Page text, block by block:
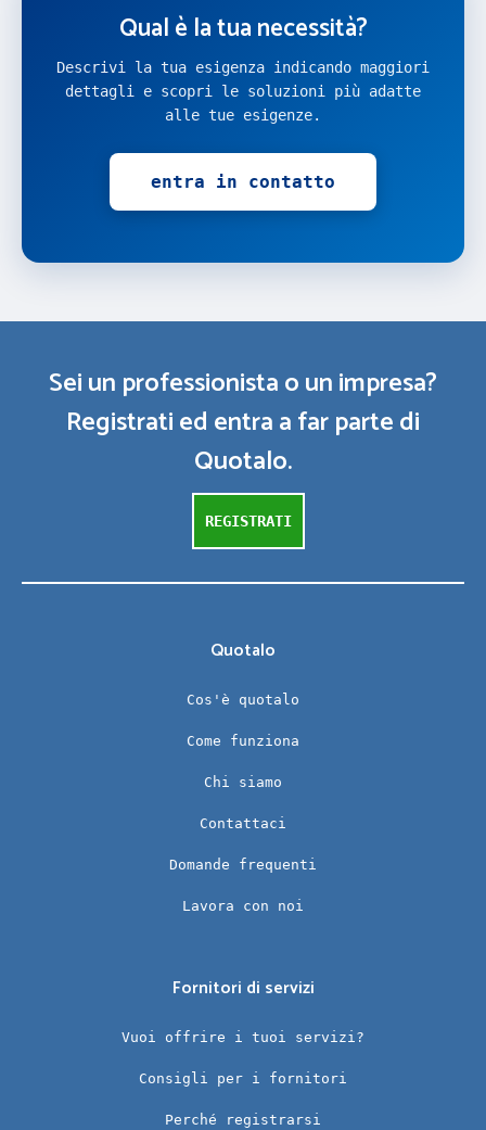
Qual è la tua necessità?
Descrivi la tua esigenza indicando maggiori
dettagli e scopri le soluzioni più adatte
alle tue esigenze.
entra in contatto
Sei un professionista o un impresa?
Registrati ed entra a far parte di
Quotalo.
REGISTRATI
Quotalo
Cos'è quotalo
Come funziona
Chi siamo
Contattaci
Domande frequenti
Lavora con noi
Fornitori di servizi
Vuoi offrire i tuoi servizi?
Consigli per i fornitori
Perché registrarsi